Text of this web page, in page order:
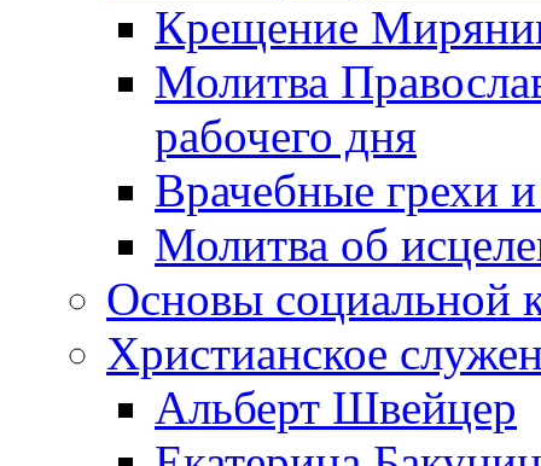
Крещение
Молитва
рабочего дня
Врачебные грехи
Молитва об
Основы социальной
Христианское
Альберт Швейцер